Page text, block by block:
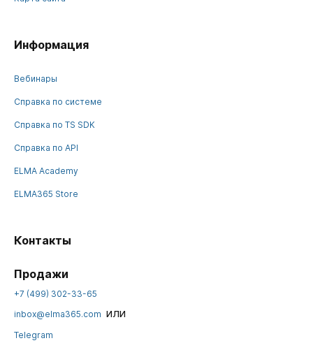
Информация
Вебинары
Справка по системе
Справка по TS SDK
Справка по API
ELMA Academy
ELMA365 Store
Контакты
Продажи
+7 (499) 302-33-65
inbox@elma365.com или
Telegram